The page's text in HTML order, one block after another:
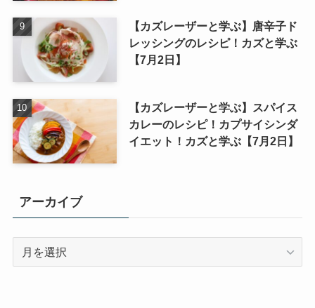
【カズレーザーと学ぶ】唐辛子ド
レッシングのレシピ！カズと学ぶ
【7月2日】
【カズレーザーと学ぶ】スパイス
カレーのレシピ！カプサイシンダ
イエット！カズと学ぶ【7月2日】
アーカイブ